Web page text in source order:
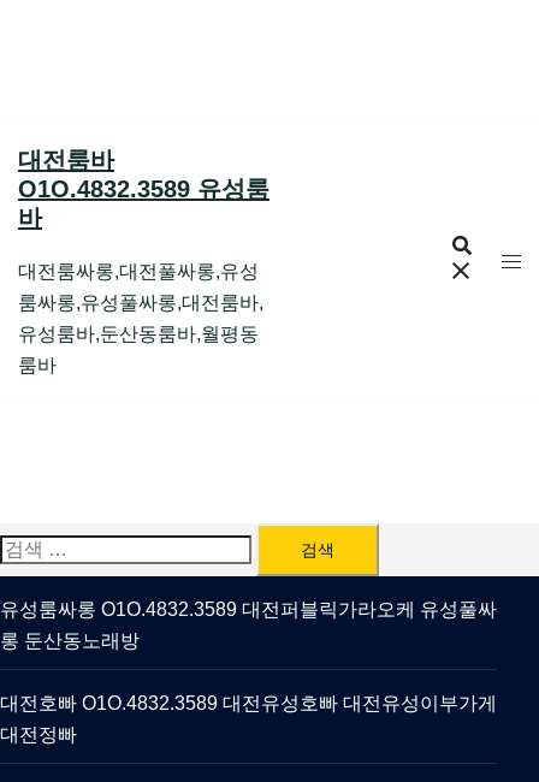
대전룸바
O1O.4832.3589 유성룸
바
대전룸싸롱,대전풀싸롱,유성
룸싸롱,유성풀싸롱,대전룸바,
유성룸바,둔산동룸바,월평동
룸바
검
색:
유성룸싸롱 O1O.4832.3589 대전퍼블릭가라오케 유성풀싸
롱 둔산동노래방
대전호빠 O1O.4832.3589 대전유성호빠 대전유성이부가게
대전정빠